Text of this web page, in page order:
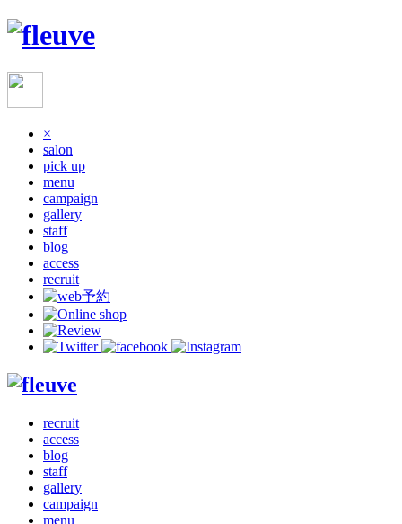
×
salon
pick up
menu
campaign
gallery
staff
blog
access
recruit
recruit
access
blog
staff
gallery
campaign
menu